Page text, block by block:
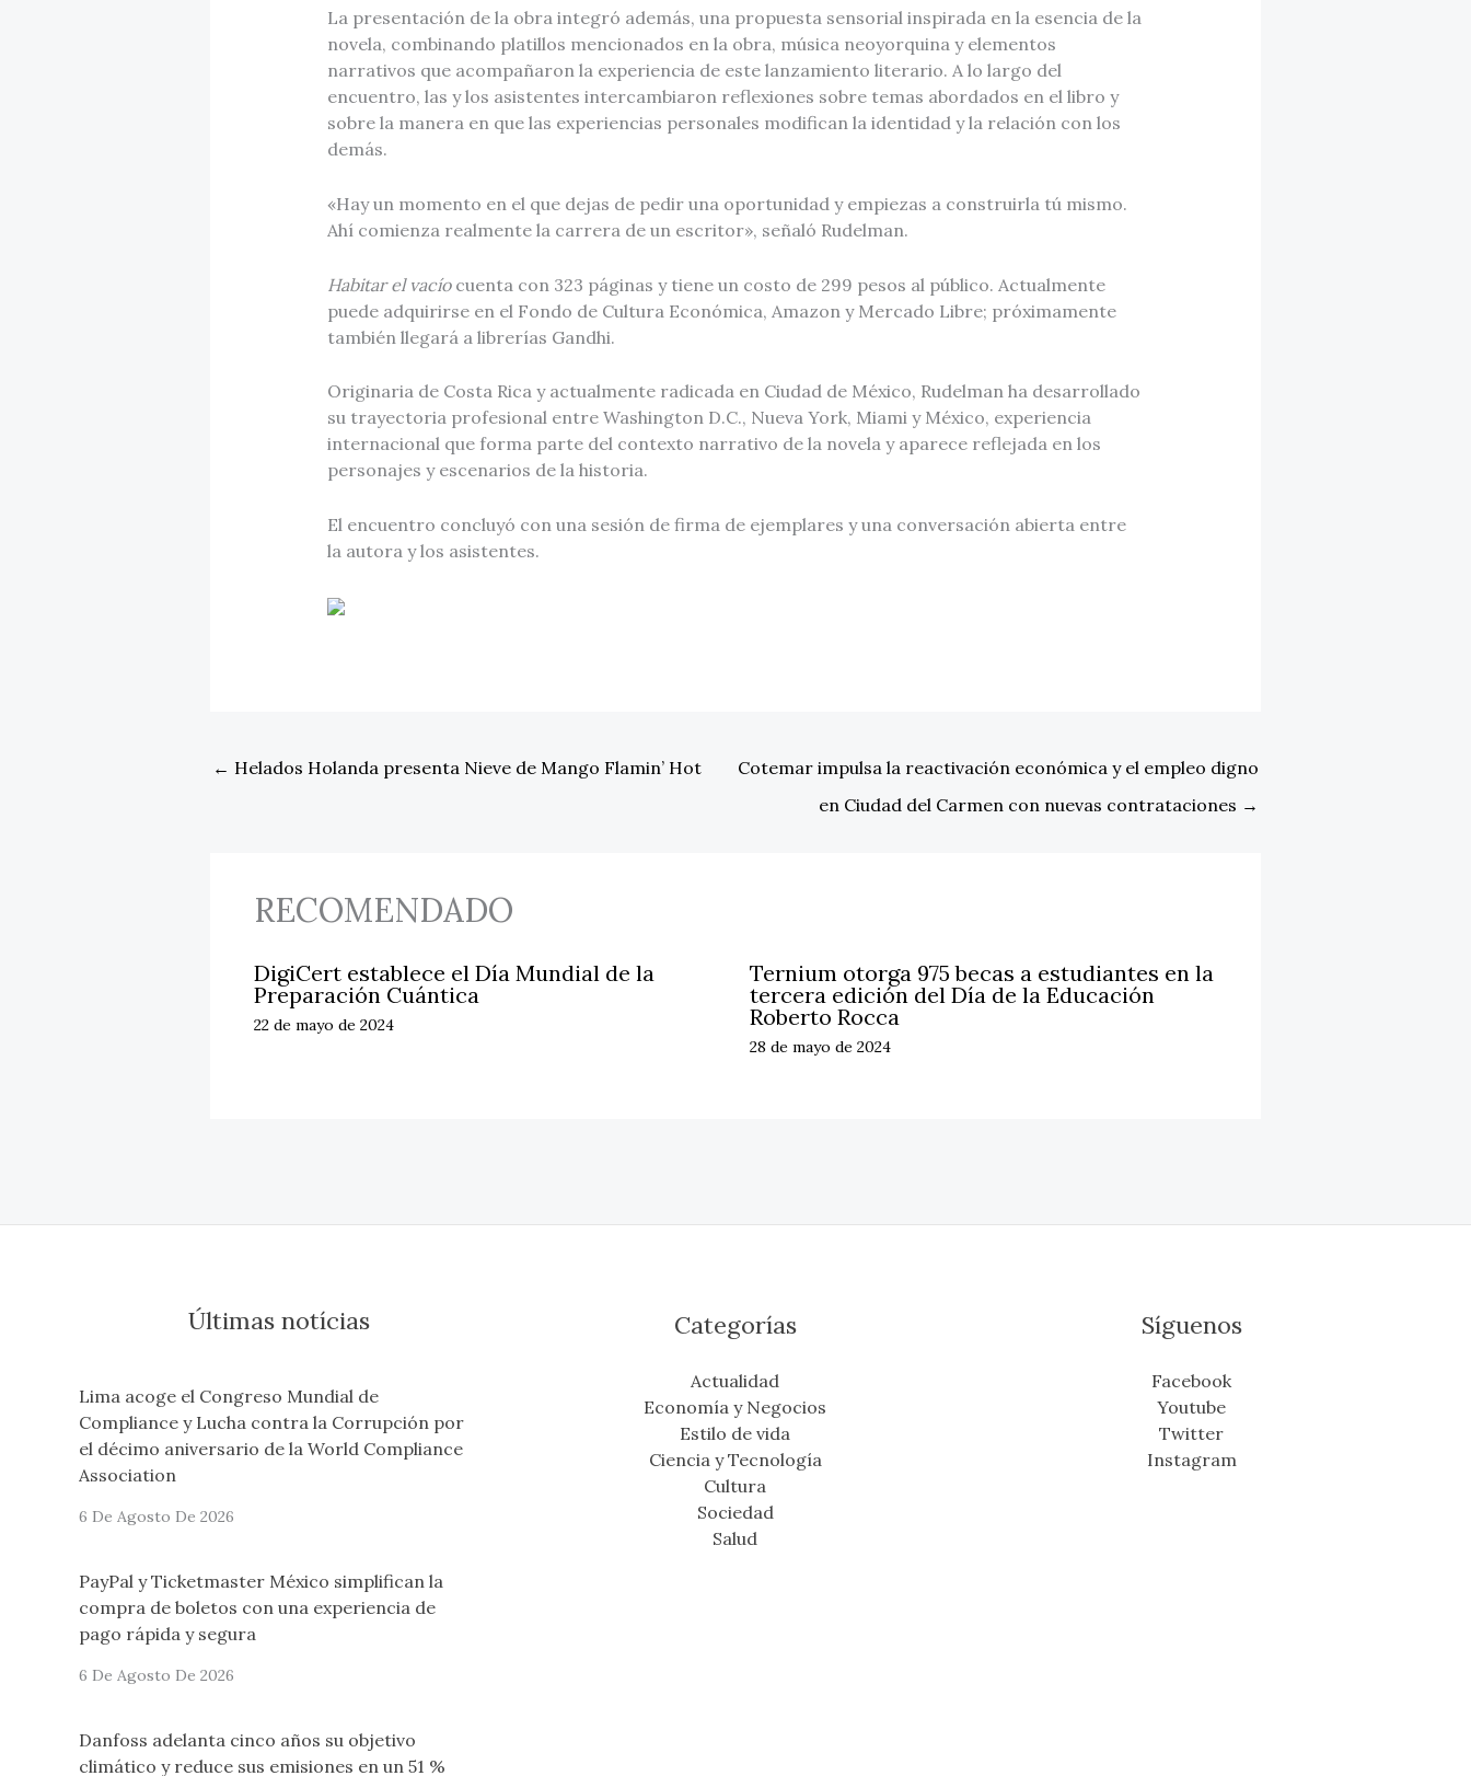
La presentación de la obra integró además, una propuesta sensorial inspirada en la esencia de la
novela, combinando platillos mencionados en la obra, música neoyorquina y elementos
narrativos que acompañaron la experiencia de este lanzamiento literario. A lo largo del
encuentro, las y los asistentes intercambiaron reflexiones sobre temas abordados en el libro y
sobre la manera en que las experiencias personales modifican la identidad y la relación con los
demás.
«Hay un momento en el que dejas de pedir una oportunidad y empiezas a construirla tú mismo.
Ahí comienza realmente la carrera de un escritor», señaló Rudelman.
Habitar el vacíocuenta con 323 páginas y tiene un costo de 299 pesos al público. Actualmente
puede adquirirse en el Fondo de Cultura Económica, Amazon y Mercado Libre; próximamente
también llegará a librerías Gandhi.
Originaria de Costa Rica y actualmente radicada en Ciudad de México, Rudelman ha desarrollado
su trayectoria profesional entre Washington D.C., Nueva York, Miami y México, experiencia
internacional que forma parte del contexto narrativo de la novela y aparece reflejada en los
personajes y escenarios de la historia.
El encuentro concluyó con una sesión de firma de ejemplares y una conversación abierta entre
la autora y los asistentes.
← Helados Holanda presenta Nieve de Mango Flamin’ Hot
Cotemar impulsa la reactivación económica y el empleo digno
en Ciudad del Carmen con nuevas contrataciones →
RECOMENDADO
DigiCert establece el Día Mundial de la
Preparación Cuántica
22 de mayo de 2024
Ternium otorga 975 becas a estudiantes en la
tercera edición del Día de la Educación
Roberto Rocca
28 de mayo de 2024
Últimas notícias
Lima acoge el Congreso Mundial de
Compliance y Lucha contra la Corrupción por
el décimo aniversario de la World Compliance
Association
6 De Agosto De 2026
PayPal y Ticketmaster México simplifican la
compra de boletos con una experiencia de
pago rápida y segura
6 De Agosto De 2026
Danfoss adelanta cinco años su objetivo
climático y reduce sus emisiones en un 51 %
Categorías
Actualidad
Economía y Negocios
Estilo de vida
Ciencia y Tecnología
Cultura
Sociedad
Salud
Síguenos
Facebook
Youtube
Twitter
Instagram